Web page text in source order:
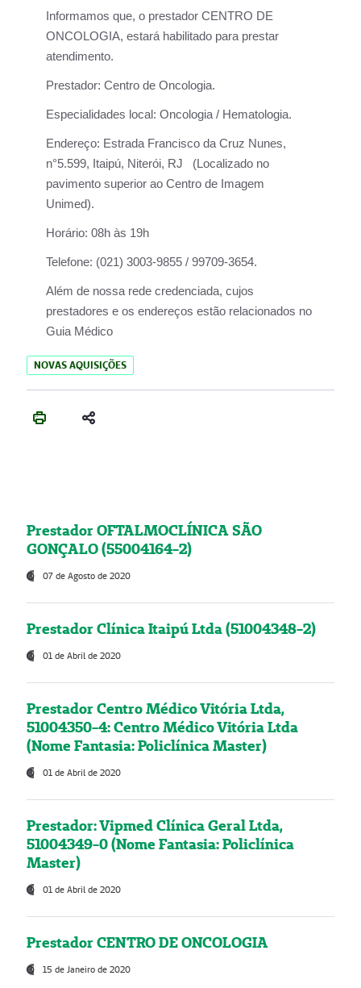
Informamos que, o prestador CENTRO DE
ONCOLOGIA, estará habilitado para prestar
atendimento.
Prestador: Centro de Oncologia.
Especialidades local: Oncologia / Hematologia.
Endereço: Estrada Francisco da Cruz Nunes,
n°5.599, Itaipú, Niterói, RJ (Localizado no
pavimento superior ao Centro de Imagem
Unimed).
Horário: 08h às 19h
Telefone: (021) 3003-9855 / 99709-3654.
Além de nossa rede credenciada, cujos
prestadores e os endereços estão relacionados no
Guia Médico
NOVAS AQUISIÇÕES
Prestador OFTALMOCLÍNICA SÃO
GONÇALO (55004164-2)
07 de Agosto de 2020
Prestador Clínica Itaipú Ltda (51004348-2)
01 de Abril de 2020
Prestador Centro Médico Vitória Ltda,
51004350-4: Centro Médico Vitória Ltda
(Nome Fantasia: Policlínica Master)
01 de Abril de 2020
Prestador: Vipmed Clínica Geral Ltda,
51004349-0 (Nome Fantasia: Policlínica
Master)
01 de Abril de 2020
Prestador CENTRO DE ONCOLOGIA
15 de Janeiro de 2020